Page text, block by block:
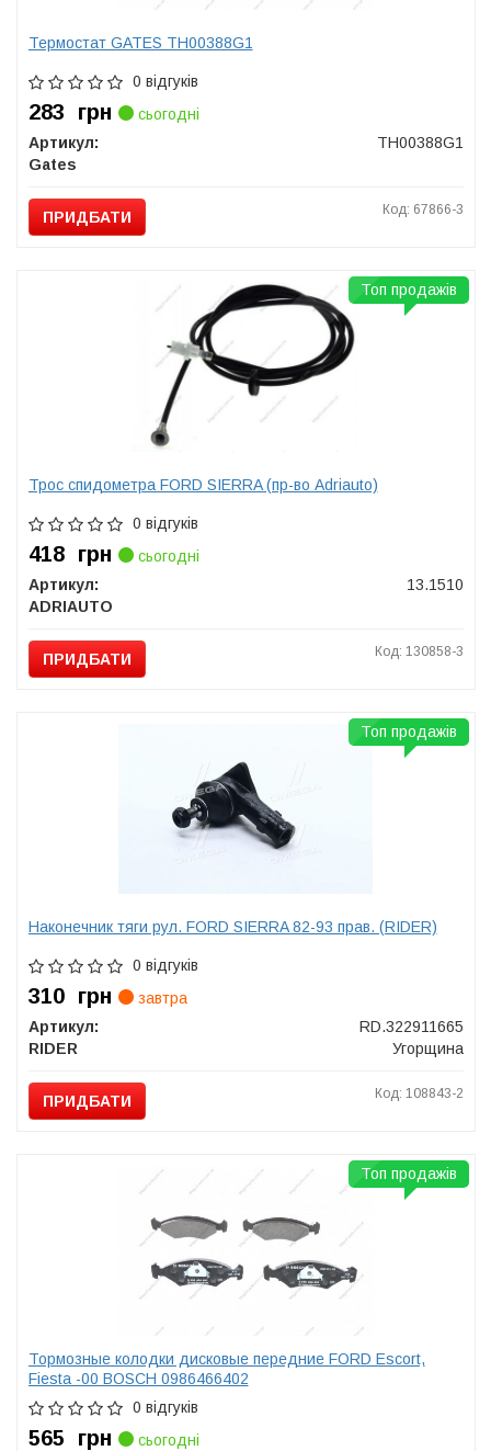
Термостат GATES TH00388G1
0 відгуків
283 грн
сьогодні
Артикул:
TH00388G1
Gates
ПРИДБАТИ Код: 67866-3
Трос спидометра FORD SIERRA (пр-во Adriauto)
0 відгуків
418 грн
сьогодні
Артикул:
13.1510
ADRIAUTO
ПРИДБАТИ Код: 130858-3
Топ продажів
Наконечник тяги рул. FORD SIERRA 82-93 прав. (RIDER)
0 відгуків
310 грн
завтра
Артикул:
RD.322911665
RIDER
Угорщина
ПРИДБАТИ Код: 108843-2
Топ продажів
Тормозные колодки дисковые передние FORD Escort,
Fiesta -00 BOSCH 0986466402
0 відгуків
565 грн
сьогодні
Топ продажів